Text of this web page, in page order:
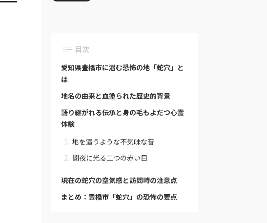
目次
愛知県豊橋市に潜む恐怖の地「蛇穴」と
は
地名の由来と血塗られた歴史的背景
語り継がれる伝承と身の毛もよだつ心霊
体験
地を這うような不気味な音
闇夜に光る二つの赤い目
現在の蛇穴の空気感と訪問時の注意点
まとめ：豊橋市「蛇穴」の恐怖の要点